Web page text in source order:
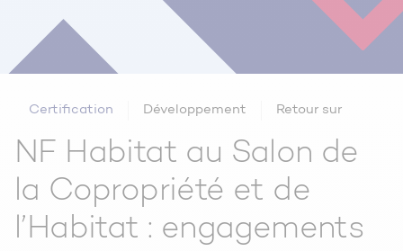
Tous nos labels et services
Pourquoi certifier avec CERQUAL ?
Certification Développement Retour sur
NF Habitat au Salon de
la Copropriété et de
l’Habitat : engagements